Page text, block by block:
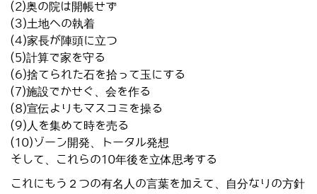
(2)奥の院は開帳せず
(3)土地への執着
(4)家長が陣頭に立つ
(5)計算で家を守る
(6)捨てられた石を拾って玉にする
(7)施設でかせぐ、会を作る
(8)宣伝よりもマスコミを操る
(9)人を集めて時を売る
(10)ゾーン開発、トータル発想
そして、これらの10年後を立体思考する
これにもう２つの有名人の言葉を加えて、自分なりの方針